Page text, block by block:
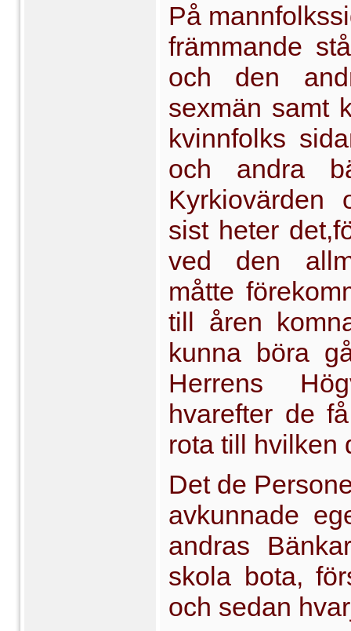
På
främmande
och den
sexmän samt
kvinnfolks
och andra
Kyrkiovärden
sist heter
ved den
måtte
till åren
kunna böra
Herrens
hvarefter de
rota till hvilken
Det de
avkunnade
andras
skola bota,
och sedan